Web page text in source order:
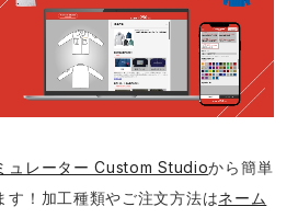
ツ
ェア
グ
ジーベック
桑和
マック
ュレーター Custom Studioから簡単
す！加工種類やご注文方法はネーム